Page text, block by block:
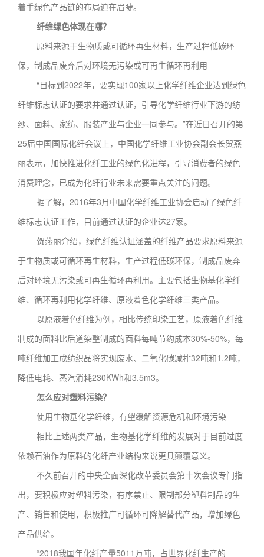
着手绿色产品链的布局迫在眉睫。
纤维绿色体现在哪？
原料来源于生物质或可循环再生材料，生产过程低碳环
保，制成品废弃后对环境无污染或可再生循环再利用
“目标到2022年，要实现100家以上化学纤维企业达到绿色
纤维标志认证的要求并通过认证，引导化学纤维行业下游的纺
纱、面料、家纺、服装产业与企业一同参与。”在近日召开的第
25届中国国际化纤会议上，中国化学纤维工业协会副会长贺燕
丽表示，加快推进化纤工业的绿色化进程，引导消费者的绿色
消费理念，已成为化纤行业未来需要重点关注的问题。
据了解，2016年3月中国化学纤维工业协会启动了绿色纤
维标志认证工作，目前通过认证的企业达27家。
贺燕丽介绍，绿色纤维认证涵盖的纤维产品要求原料来源
于生物质或可循环再生材料，生产过程低碳环保，制成品废弃
后对环境无污染或可再生循环再利用。主要包括生物基化学纤
维、循环再利用化学纤维、原液着色化学纤维三类产品。
以原液着色纤维为例，相比传统印染工艺，原液着色纤维
制成的面料比后道染整制成的面料每吨节约成本30%-50%，每
吨纤维加工成纺织品将实现废水、二氧化碳减排32吨和1.2吨，
降低电耗、蒸汽消耗230KWh和3.5m3。
怎么应对塑料污染？
使用生物基化学纤维，有望缓解资源危机和环境污染
相比上述两类产品，生物基化学纤维的发展对于目前过度
依赖石油作为原料的化纤产业结构来说更具颠覆意义。
不久前召开的中央全面深化改革委员会第十次会议专门指
出，要积极应对塑料污染，有序禁止、限制部分塑料制品的生
产、销售和使用，积极推广可循环可降解替代产品，增加绿色
产品供给。
“2018我国年化纤产量5011万吨，占世界化纤生产的